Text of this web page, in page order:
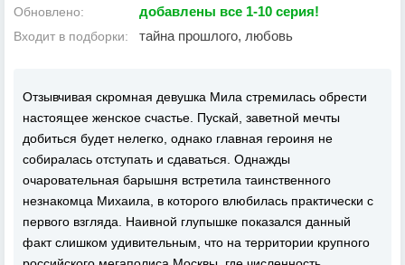
Обновлено: добавлены все 1-10 серия!
Входит в подборки: тайна прошлого, любовь
Отзывчивая скромная девушка Мила стремилась обрести
настоящее женское счастье. Пускай, заветной мечты
добиться будет нелегко, однако главная героиня не
собиралась отступать и сдаваться. Однажды
очаровательная барышня встретила таинственного
незнакомца Михаила, в которого влюбилась практически с
первого взгляда. Наивной глупышке показался данный
факт слишком удивительным, что на территории крупного